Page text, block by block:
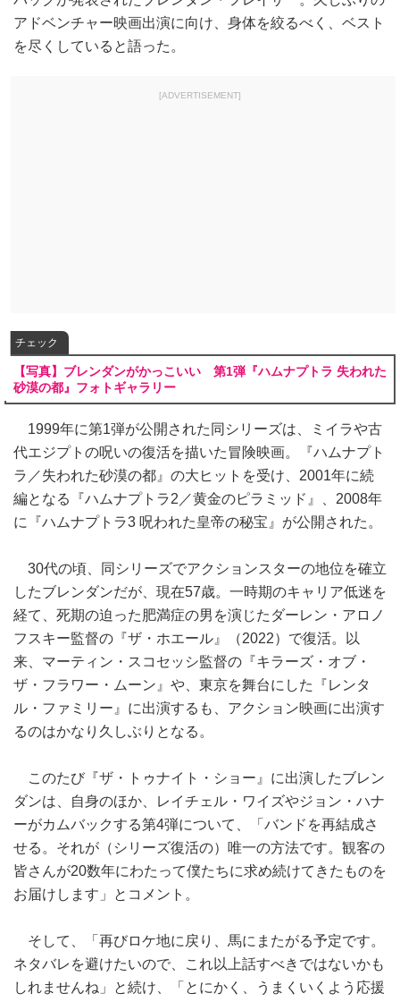
アドベンチャー映画出演に向け、身体を絞るべく、ベスト
を尽くしていると語った。
[ADVERTISEMENT]
チェック
【写真】ブレンダンがかっこいい 第1弾『ハムナプトラ 失われた
砂漠の都』フォトギャラリー
1999年に第1弾が公開された同シリーズは、ミイラや古
代エジプトの呪いの復活を描いた冒険映画。『ハムナプト
ラ／失われた砂漠の都』の大ヒットを受け、2001年に続
編となる『ハムナプトラ2／黄金のピラミッド』、2008年
に『ハムナプトラ3 呪われた皇帝の秘宝』が公開された。
30代の頃、同シリーズでアクションスターの地位を確立
したブレンダンだが、現在57歳。一時期のキャリア低迷を
経て、死期の迫った肥満症の男を演じたダーレン・アロノ
フスキー監督の『ザ・ホエール』（2022）で復活。以
来、マーティン・スコセッシ監督の『キラーズ・オブ・
ザ・フラワー・ムーン』や、東京を舞台にした『レンタ
ル・ファミリー』に出演するも、アクション映画に出演す
るのはかなり久しぶりとなる。
このたび『ザ・トゥナイト・ショー』に出演したブレン
ダンは、自身のほか、レイチェル・ワイズやジョン・ハナ
ーがカムバックする第4弾について、「バンドを再結成さ
せる。それが（シリーズ復活の）唯一の方法です。観客の
皆さんが20数年にわたって僕たちに求め続けてきたものを
お届けします」とコメント。
そして、「再びロケ地に戻り、馬にまたがる予定です。
ネタバレを避けたいので、これ以上話すべきではないかも
しれませんね」と続け、「とにかく、うまくいくよう応援